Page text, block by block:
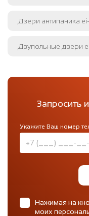
Двери антипаника
Двупольные двери
Запросить
Укажите Ваш номер
Нажимая на
моих